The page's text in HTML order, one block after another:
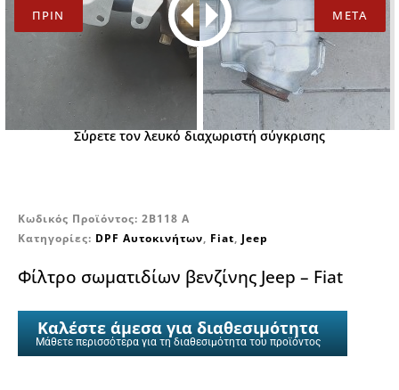
Σύρετε τον λευκό διαχωριστή σύγκρισης
Κωδικός Προϊόντος: 2B118 A
Κατηγορίες: DPF Αυτοκινήτων, Fiat, Jeep
Φίλτρο σωματιδίων βενζίνης Jeep – Fiat
Καλέστε άμεσα για διαθεσιμότητα
Μάθετε περισσότερα για τη διαθεσιμότητα του προϊόντος